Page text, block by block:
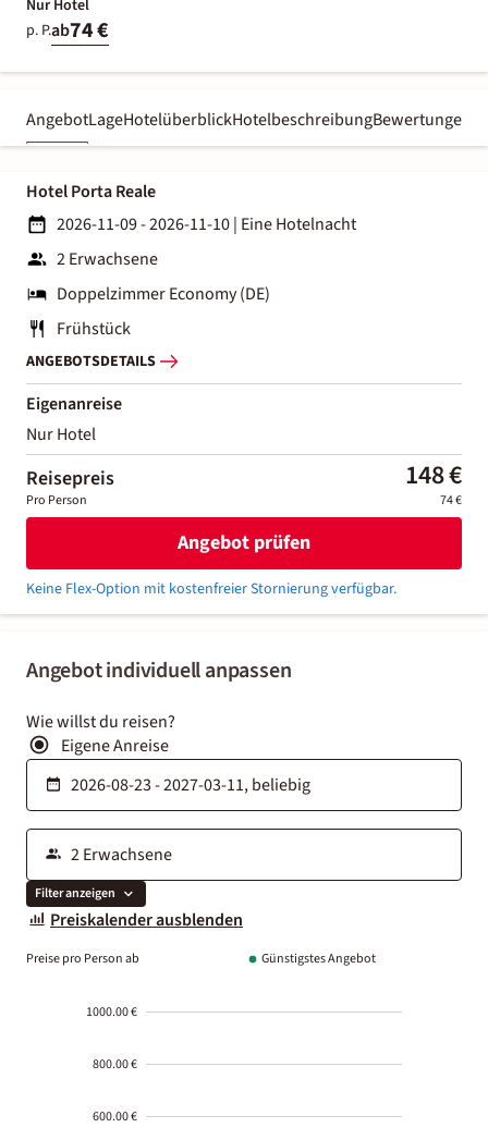
Nur Hotel
p. P.ab74 €
AngebotLageHotelüberblickHotelbeschreibungBewertungen
Angebot individuell anpassen
Wie willst du reisen?
Eigene Anreise
Filter anzeigen
Preiskalender ausblenden
Preise pro Person ab Günstigstes Angebot
1000.00 €
800.00 €
600.00 €
Hotel Porta Reale
2026-11-09 - 2026-11-10| Eine Hotelnacht
2 Erwachsene
Doppelzimmer Economy (DE)
Frühstück
ANGEBOTSDETAILS
Eigenanreise
Nur Hotel
Reisepreis 148 €
Pro Person 74 €
Angebot prüfen
Keine Flex-Option mit kostenfreier Stornierung verfügbar.